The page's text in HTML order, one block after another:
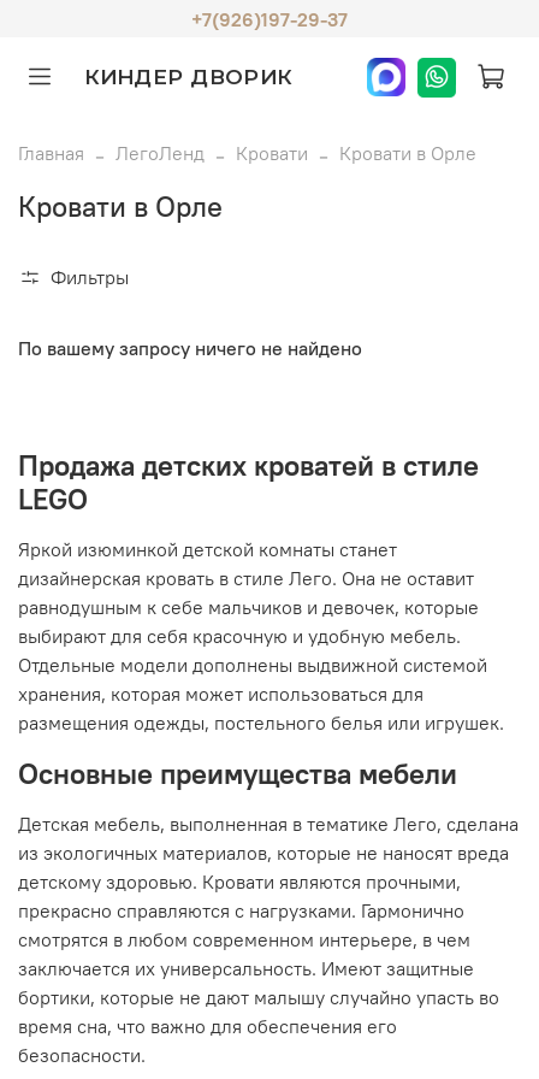
+7(926)197-29-37
КИНДЕР ДВОРИК
Главная ЛегоЛенд Кровати Кровати в Орле
Кровати в Орле
Фильтры
По вашему запросу ничего не найдено
Продажа детских кроватей в стиле
LEGO
Яркой изюминкой детской комнаты станет
дизайнерская кровать в стиле Лего. Она не оставит
равнодушным к себе мальчиков и девочек, которые
выбирают для себя красочную и удобную мебель.
Отдельные модели дополнены выдвижной системой
хранения, которая может использоваться для
размещения одежды, постельного белья или игрушек.
Основные преимущества мебели
Детская мебель, выполненная в тематике Лего, сделана
из экологичных материалов, которые не наносят вреда
детскому здоровью. Кровати являются прочными,
прекрасно справляются с нагрузками. Гармонично
смотрятся в любом современном интерьере, в чем
заключается их универсальность. Имеют защитные
бортики, которые не дают малышу случайно упасть во
время сна, что важно для обеспечения его
безопасности.